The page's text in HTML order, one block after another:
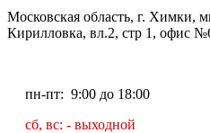
Московская область, г. Химки,
Кирилловка, вл.2, стр 1, офис
пн-пт: 9:00 до 18:00
сб, вс: - выходной